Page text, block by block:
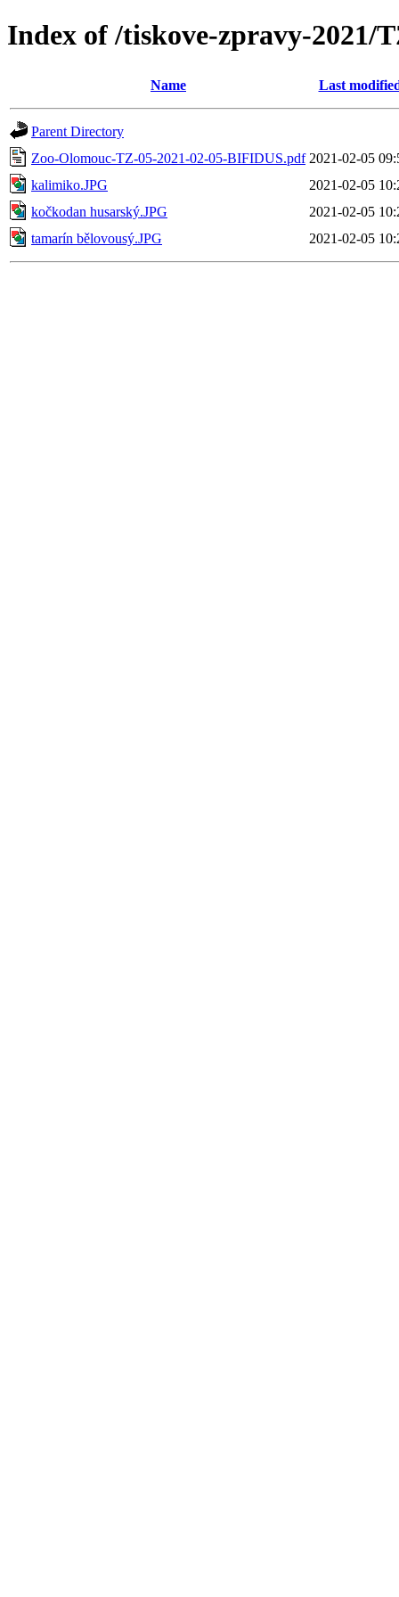
Index of /tiskove-zpravy-2021/
Name Last
Parent Directory
Zoo-Olomouc-TZ-05-2021-02-05-BIFIDUS.pdf 2021-02-05
kalimiko.JPG
2021-02-05
kočkodan husarský.JPG
2021-02-05
tamarín bělovousý.JPG
2021-02-05